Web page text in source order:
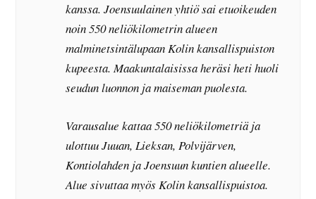
kanssa. Joensuulainen yhtiö sai etuoikeuden
noin 550 neliökilometrin alueen
malminetsintälupaan Kolin kansallispuiston
kupeesta. Maakuntalaisissa heräsi heti huoli
seudun luonnon ja maiseman puolesta.
Varausalue kattaa 550 neliökilometriä ja
ulottuu Juuan, Lieksan, Polvijärven,
Kontiolahden ja Joensuun kuntien alueelle.
Alue sivuttaa myös Kolin kansallispuistoa.